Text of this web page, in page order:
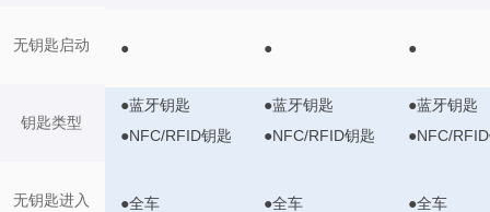
无钥匙启动
钥匙类型
无钥匙进入
● ● ●
●蓝牙钥匙
●NFC/RFID钥匙
●蓝牙钥匙
●NFC/RFID钥匙
●蓝牙钥匙
●NFC/
●全车 ●全车 ●全车